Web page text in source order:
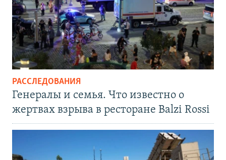
РАССЛЕДОВАНИЯ
Генералы и семья. Что известно о
жертвах взрыва в ресторане Balzi Rossi